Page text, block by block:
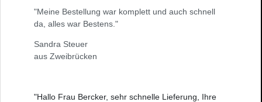
"Meine Bestellung war komplett und auch schnell
da, alles war Bestens."
Sandra Steuer
aus Zweibrücken
"Hallo Frau Bercker, sehr schnelle Lieferung, Ihre